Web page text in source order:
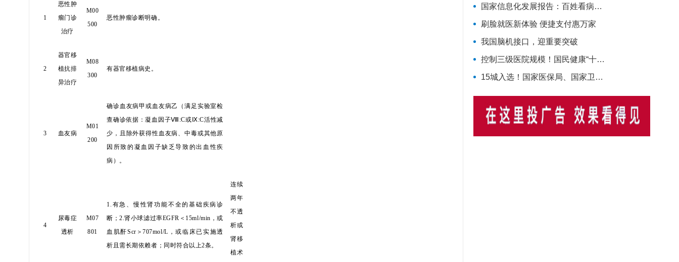
1
恶性肿
瘤门诊
治疗
M00
500
恶性肿瘤诊断明确。
2
器官移
植抗排
异治疗
M08
300
有器官移植病史。
3 血友病
M01
200
确诊血友病甲或血友病乙（满足实验室检
查确诊依据：凝血因子Ⅷ:C或Ⅸ:C活性减
少，且除外获得性血友病、中毒或其他原
因所致的凝血因子缺乏导致的出血性疾
病）。
4
尿毒症
透析
M07
801
1.有急、慢性肾功能不全的基础疾病诊
断；2.肾小球滤过率EGFR＜15ml/min，或
血肌酐Scr＞707mol/L，或临床已实施透
析且需长期依赖者； 同时符合以上2条。
连续
两年
不透
析或
肾移
植术
国家信息化发展报告：百姓看病就诊更加便捷
刷脸就医新体验 便捷支付惠万家
我国脑机接口，迎重要突破
控制三级医院规模！国民健康“十五五”规划发布
15城入选！国家医保局、国家卫生健康委联合确定基层医疗卫生重点联系城市